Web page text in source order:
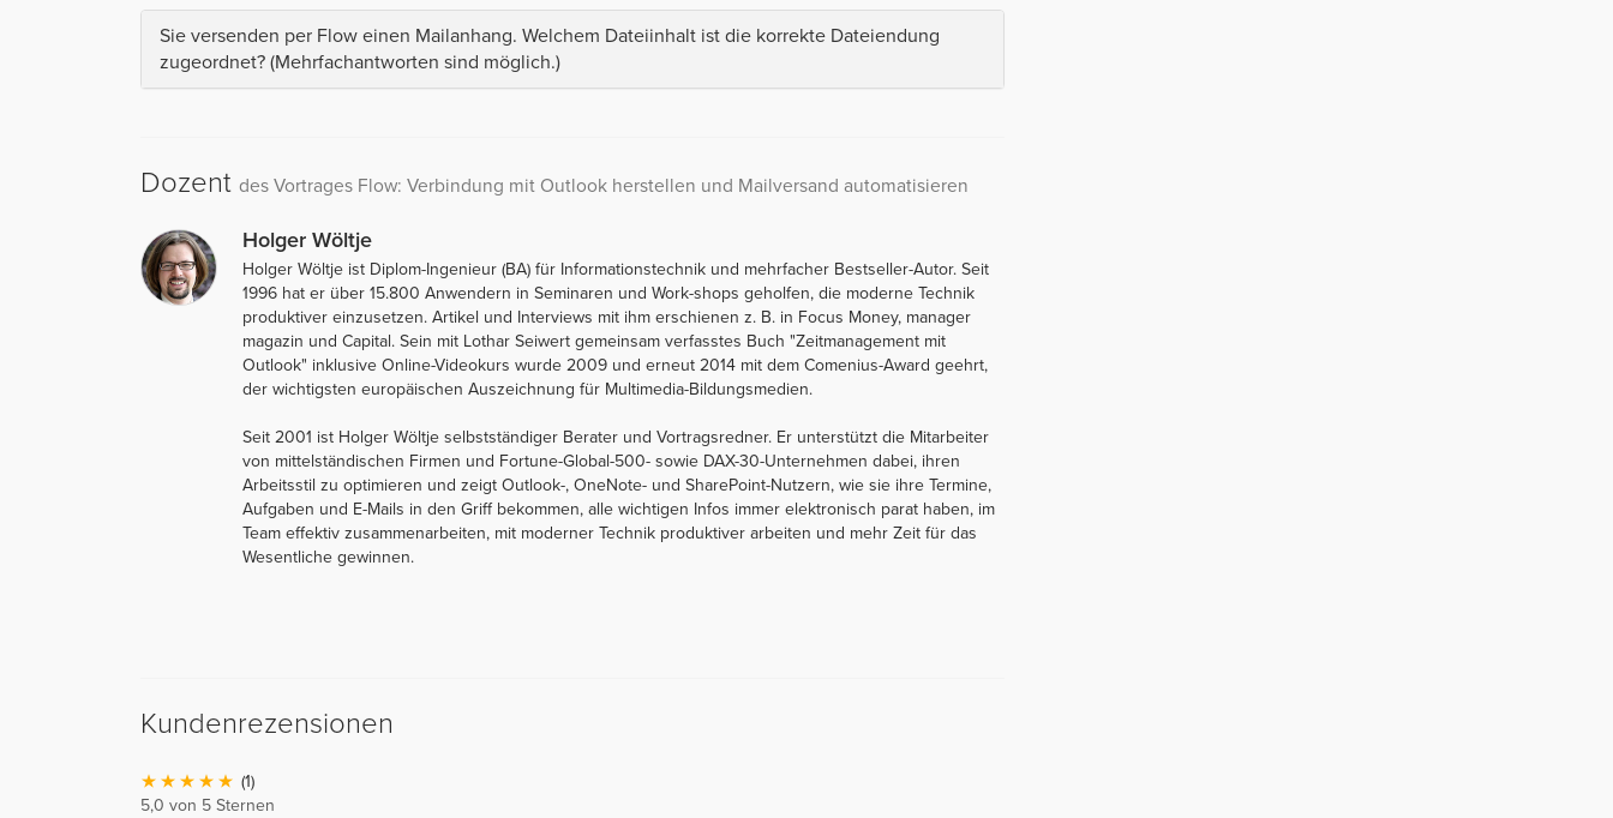
Sie versenden per Flow einen Mailanhang. Welchem Dateiinhalt ist die korrekte Dateiendung
zugeordnet? (Mehrfachantworten sind möglich.)
Dozent des Vortrages Flow: Verbindung mit Outlook herstellen und Mailversand automatisieren
Holger Wöltje
Holger Wöltje ist Diplom-Ingenieur (BA) für Informationstechnik und mehrfacher Bestseller-Autor. Seit
1996 hat er über 15.800 Anwendern in Seminaren und Work-shops geholfen, die moderne Technik
produktiver einzusetzen. Artikel und Interviews mit ihm erschienen z. B. in Focus Money, manager
magazin und Capital. Sein mit Lothar Seiwert gemeinsam verfasstes Buch "Zeitmanagement mit
Outlook" inklusive Online-Videokurs wurde 2009 und erneut 2014 mit dem Comenius-Award geehrt,
der wichtigsten europäischen Auszeichnung für Multimedia-Bildungsmedien.
Seit 2001 ist Holger Wöltje selbstständiger Berater und Vortragsredner. Er unterstützt die Mitarbeiter
von mittelständischen Firmen und Fortune-Global-500- sowie DAX-30-Unternehmen dabei, ihren
Arbeitsstil zu optimieren und zeigt Outlook-, OneNote- und SharePoint-Nutzern, wie sie ihre Termine,
Aufgaben und E-Mails in den Griff bekommen, alle wichtigen Infos immer elektronisch parat haben, im
Team effektiv zusammenarbeiten, mit moderner Technik produktiver arbeiten und mehr Zeit für das
Wesentliche gewinnen.
Kundenrezensionen
(1)
5,0 von 5 Sternen